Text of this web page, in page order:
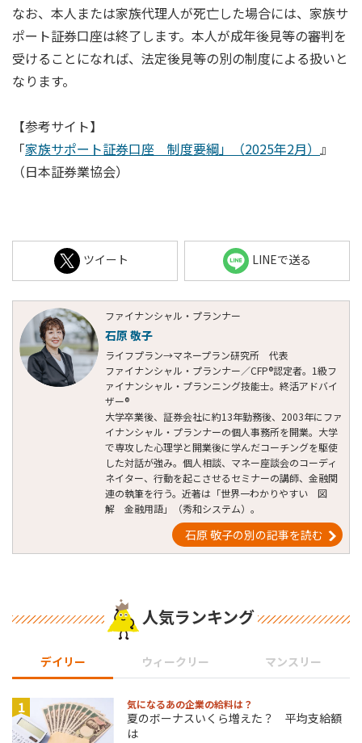
なお、本人または家族代理人が死亡した場合には、家族サ
ポート証券口座は終了します。本人が成年後見等の審判を
受けることになれば、法定後見等の別の制度による扱いと
なります。
【参考サイト】
「家族サポート証券口座 制度要綱」（2025年2月） 』
（日本証券業協会）
ツイート LINEで送る
ファイナンシャル・プランナー
石原 敬子
ライフプラン→マネープラン研究所 代表
ファイナンシャル・プランナー／CFP®認定者。1級フ
ァイナンシャル・プランニング技能士。終活アドバイ
ザー®
大学卒業後、証券会社に約13年勤務後、2003年にファ
イナンシャル・プランナーの個人事務所を開業。大学
で専攻した心理学と開業後に学んだコーチングを駆使
した対話が強み。個人相談、マネー座談会のコーディ
ネイター、行動を起こさせるセミナーの講師、金融関
連の執筆を行う。近著は「世界一わかりやすい 図
解 金融用語」（秀和システム）。
石原 敬子の別の記事を読む
人気ランキング
デイリー ウィークリー マンスリー
1 気になるあの企業の給料は？
夏のボーナスいくら増えた？ 平均支給額
は